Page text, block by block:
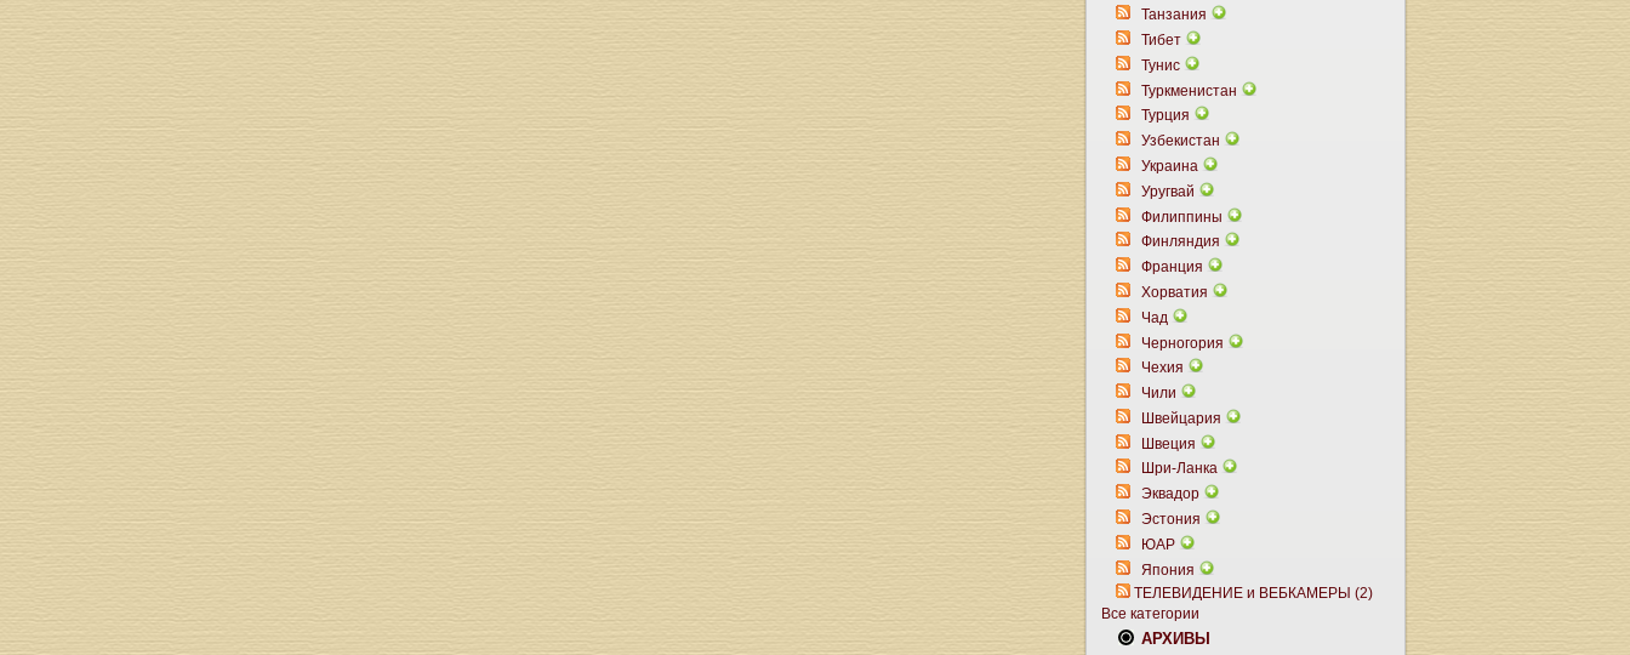
Танзания
Тибет
Тунис
Туркменистан
Турция
Узбекистан
Украина
Уругвай
Филиппины
Финляндия
Франция
Хорватия
Чад
Черногория
Чехия
Чили
Швейцария
Швеция
Шри-Ланка
Эквадор
Эстония
ЮАР
Япония
ТЕЛЕВИДЕНИЕ и ВЕБКАМЕРЫ (2)
Все категории
АРХИВЫ